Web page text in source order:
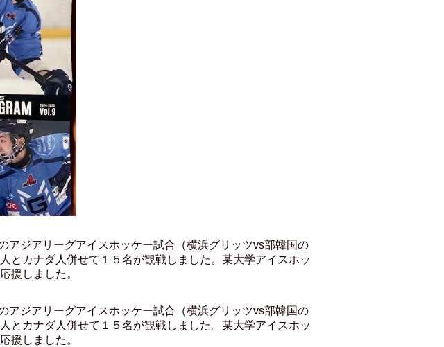
アジアリーグアイスホッケー試合（横浜グリッツvs部韓国の
とカナダ人併せて１５名が観戦しました。某大学アイスホッ
応援しました。
アジアリーグアイスホッケー試合（横浜グリッツvs部韓国の
とカナダ人併せて１５名が観戦しました。某大学アイスホッ
応援しました。